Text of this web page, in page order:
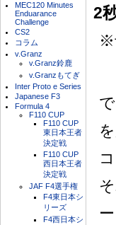
MEC120 Minutes
Enduarance
Challenge
CS2
コラム
v.Granz
v.Granz鈴鹿
v.Granzもてぎ
Inter Proto e Series
Japanese F3
Formula 4
F110 CUP
F110 CUP
東日本王者
決定戦
F110 CUP
西日本王者
決定戦
JAF F4選手権
F4東日本シ
リーズ
F4西日本シ
2
※